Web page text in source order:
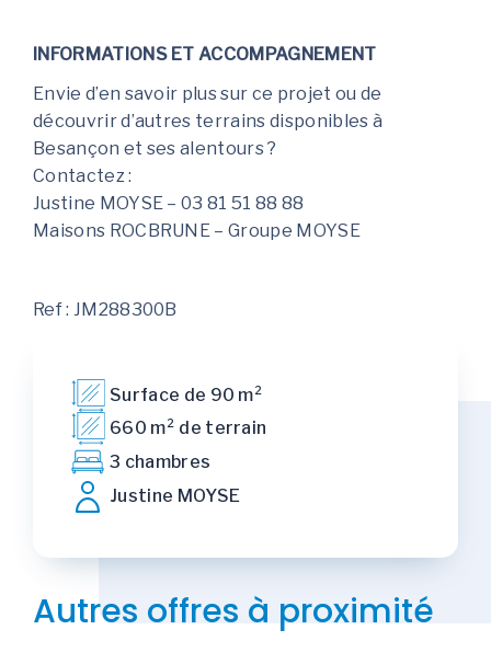
INFORMATIONS ET ACCOMPAGNEMENT
Envie d’en savoir plus sur ce projet ou de
découvrir d’autres terrains disponibles à
Besançon et ses alentours ?
Contactez :
Justine MOYSE – 03 81 51 88 88
Maisons ROCBRUNE – Groupe MOYSE
Ref : JM288300B
Surface de 90 m²
660 m² de terrain
3 chambres
Justine MOYSE
Autres offres à proximité